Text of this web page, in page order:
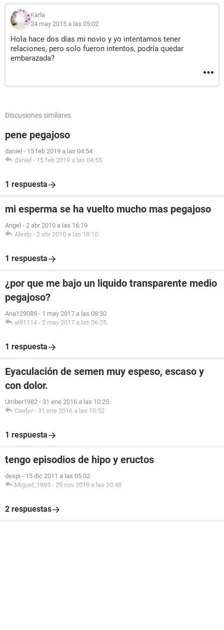
Karla
24 may 2015 a las 05:02
Hola hace dos días mi novio y yo intentamos tener
relaciones, pero solo fueron intentos, podría quedar
embarazada?
Discusiones similares
pene pegajoso
daniel - 15 feb 2019 a las 04:54
daniel - 15 feb 2019 a las 04:55
1 respuesta
mi esperma se ha vuelto mucho mas pegajoso
Angel - 2 abr 2010 a las 16:19
Alexlp - 2 abr 2010 a las 18:10
1 respuesta
¿por que me bajo un liquido transparente medio
pegajoso?
Ana129085 - 1 may 2017 a las 08:30
al81114 - 2 may 2017 a las 06:25
1 respuesta
Eyaculación de semen muy espeso, escaso y
con dolor.
Umber1982 - 31 ene 2016 a las 10:25
Caelyv - 31 ene 2016 a las 10:52
1 respuesta
tengo episodios de hipo y eructos
despi - 15 dic 2011 a las 05:02
Miguel_1993 - 29 nov 2019 a las 20:48
2 respuestas